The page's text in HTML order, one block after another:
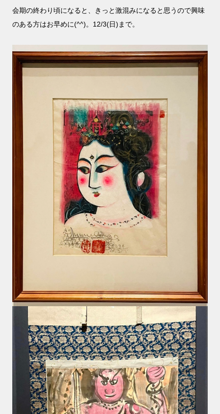
会期の終わり頃になると、きっと激混みになると思うので興味
のある方はお早めに(^^)。12/3(日)まで。